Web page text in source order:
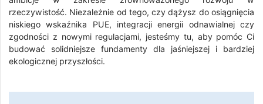
rzeczywistość. Niezależnie od tego, czy dążysz do osiągnięcia
niskiego wskaźnika PUE, integracji energii odnawialnej czy
zgodności z nowymi regulacjami, jesteśmy tu, aby pomóc Ci
budować solidniejsze fundamenty dla jaśniejszej i bardziej
ekologicznej przyszłości.